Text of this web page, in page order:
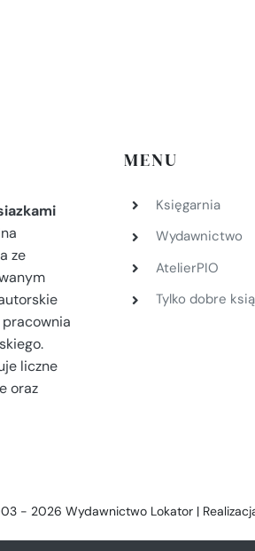
ze
liczne
oraz
MENU
Księgarnia
Wydawnictwo
AtelierPIO
Tylko dobre
- 2026 Wydawnictwo Lokator |